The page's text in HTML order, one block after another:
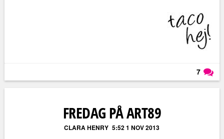
7
FREDAG PÅ ART89
CLARA HENRY 5:52 1 NOV 2013